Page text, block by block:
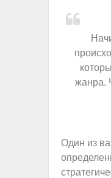
жанра.
Один из